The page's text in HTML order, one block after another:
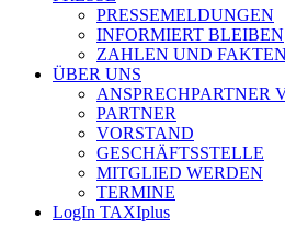
PRESSEMELDUNGEN
INFORMIERT BLEIBEN
ZAHLEN UND FAKTEN
ÜBER UNS
ANSPRECHPARTNER
PARTNER
VORSTAND
GESCHÄFTSSTELLE
MITGLIED WERDEN
TERMINE
LogIn TAXIplus